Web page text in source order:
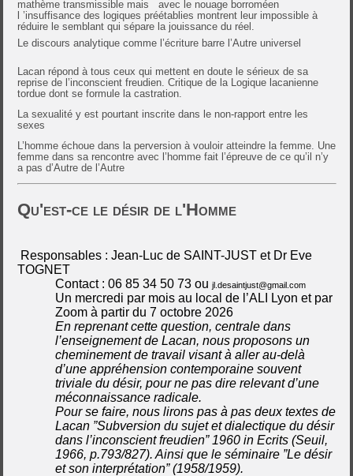
mathème transmissible mais
avec le nouage borroméen
l ’insuffisance des logiques préétablies montrent leur impossible à
réduire le semblant qui sépare la jouissance du réel.
Le discours analytique comme l’écriture barre l’Autre universel
Lacan répond à tous ceux qui mettent en doute le sérieux de sa
reprise de l’inconscient freudien. Critique de la Logique lacanienne
tordue dont se formule la castration.
La sexualité y est pourtant inscrite dans le non-rapport entre les
sexes
L’homme échoue dans la perversion à vouloir atteindre la femme. Une
femme dans sa rencontre avec l’homme fait l’épreuve de ce qu’il n’y
a pas d’Autre de l’Autre
Qu'est-ce le désir de l'Homme
Responsables : Jean-Luc de SAINT-JUST et Dr Eve
TOGNET
Contact : 06 85 34 50 73 ou jl.desaintjust@gmail.com
Un mercredi par mois au local de l’ALI Lyon et par
Zoom à partir du 7 octobre 2026
En reprenant cette question, centrale dans
l’enseignement de Lacan, nous proposons un
cheminement de travail visant à aller au-delà
d’une appréhension contemporaine souvent
triviale du désir, pour ne pas dire relevant d’une
méconnaissance radicale.
Pour se faire, nous lirons pas à pas deux textes de
Lacan ”Subversion du sujet et dialectique du désir
dans l’inconscient freudien” 1960 in Ecrits (Seuil,
1966, p.793/827). Ainsi que le séminaire ”Le désir
et son interprétation” (1958/1959).